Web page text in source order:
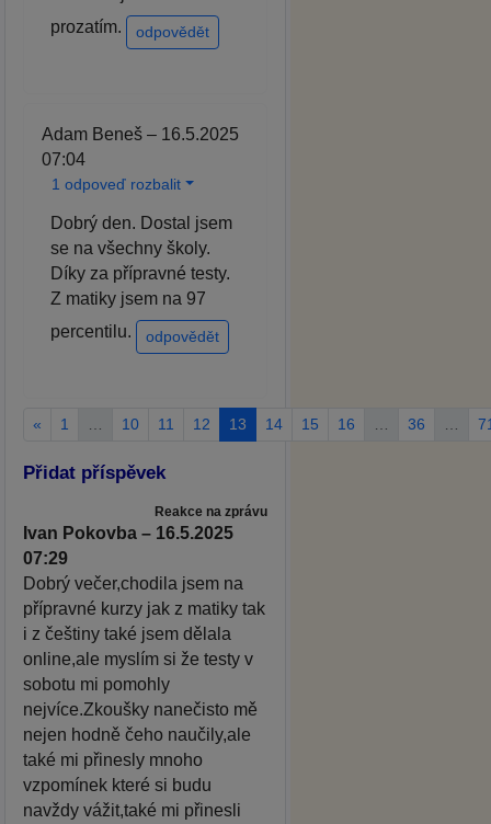
prozatím.
odpovědět
Adam Beneš – 16.5.2025
07:04
1 odpoveď rozbalit
Dobrý den. Dostal jsem
se na všechny školy.
Díky za přípravné testy.
Z matiky jsem na 97
percentilu.
odpovědět
« 1 10 11 12 13 14 15 16 36
Přidat příspěvek
Reakce na zprávu
Ivan Pokovba – 16.5.2025
07:29
Dobrý večer,chodila jsem na
přípravné kurzy jak z matiky tak
i z češtiny také jsem dělala
online,ale myslím si že testy v
sobotu mi pomohly
nejvíce.Zkoušky nanečisto mě
nejen hodně čeho naučily,ale
také mi přinesly mnoho
vzpomínek které si budu
navždy vážit,také mi přinesli